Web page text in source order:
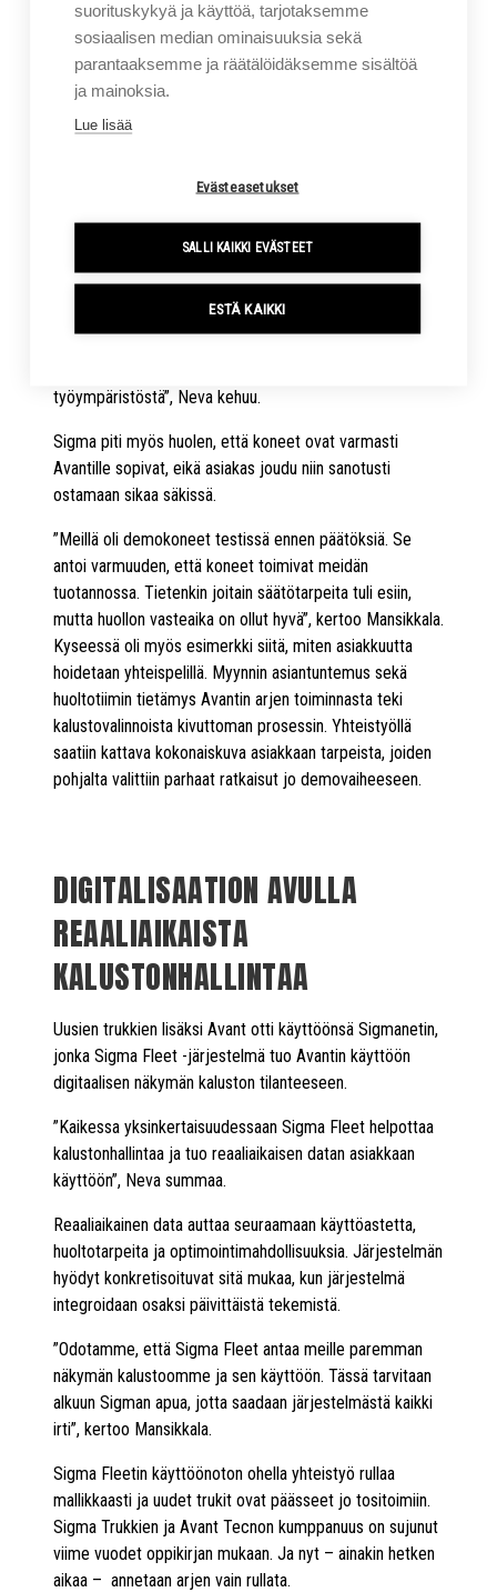
MODERNIT RATKAISUT
NYKYPÄIVÄN TARPEISIIN
Uuden sopimuksen myötä Sigma Trukit toimitti Avantille
pinontavaunuja. Valintaan vaikutti erityisesti tarve
parantaa turvallisuutta, yhtenäistää käyttäjäkokemusta ja
vähentää huollon tarvetta.
“Avant otti vaikuttavan harppauksen kohti kestävää ja
tehokasta logistiikkaa siirtymällä kokonaisuudessaan
työympäristöstä”, Neva kehuu.
Sigma piti myös huolen, että koneet ovat varmasti
Avantille sopivat, eikä asiakas joudu niin sanotusti
ostamaan sikaa säkissä.
”Meillä oli demokoneet testissä ennen päätöksiä. Se
antoi varmuuden, että koneet toimivat meidän
tuotannossa. Tietenkin joitain säätötarpeita tuli esiin,
mutta huollon vasteaika on ollut hyvä”, kertoo Mansikkala.
Kyseessä oli myös esimerkki siitä, miten asiakkuutta
hoidetaan yhteispelillä. Myynnin asiantuntemus sekä
huoltotiimin tietämys Avantin arjen toiminnasta teki
kalustovalinnoista kivuttoman prosessin. Yhteistyöllä
saatiin kattava kokonaiskuva asiakkaan tarpeista, joiden
pohjalta valittiin parhaat ratkaisut jo demovaiheeseen.
DIGITALISAATION AVULLA
REAALIAIKAISTA
KALUSTONHALLINTAA
Uusien trukkien lisäksi Avant otti käyttöönsä Sigmanetin,
jonka Sigma Fleet -järjestelmä tuo Avantin käyttöön
digitaalisen näkymän kaluston tilanteeseen.
”Kaikessa yksinkertaisuudessaan Sigma Fleet helpottaa
kalustonhallintaa ja tuo reaaliaikaisen datan asiakkaan
käyttöön”, Neva summaa.
Reaaliaikainen data auttaa seuraamaan käyttöastetta,
huoltotarpeita ja optimointimahdollisuuksia. Järjestelmän
hyödyt konkretisoituvat sitä mukaa, kun järjestelmä
integroidaan osaksi päivittäistä tekemistä.
”Odotamme, että Sigma Fleet antaa meille paremman
näkymän kalustoomme ja sen käyttöön. Tässä tarvitaan
alkuun Sigman apua, jotta saadaan järjestelmästä kaikki
irti”, kertoo Mansikkala.
Sigma Fleetin käyttöönoton ohella yhteistyö rullaa
mallikkaasti ja uudet trukit ovat päässeet jo tositoimiin.
Sigma Trukkien ja Avant Tecnon kumppanuus on sujunut
viime vuodet oppikirjan mukaan. Ja nyt – ainakin hetken
aikaa – annetaan arjen vain rullata.
suorituskykyä ja käyttöä, tarjotaksemme
sosiaalisen median ominaisuuksia sekä
parantaaksemme ja räätälöidäksemme sisältöä
ja mainoksia.
Lue lisää
Evästeasetukset
SALLI KAIKKI EVÄSTEET
ESTÄ KAIKKI